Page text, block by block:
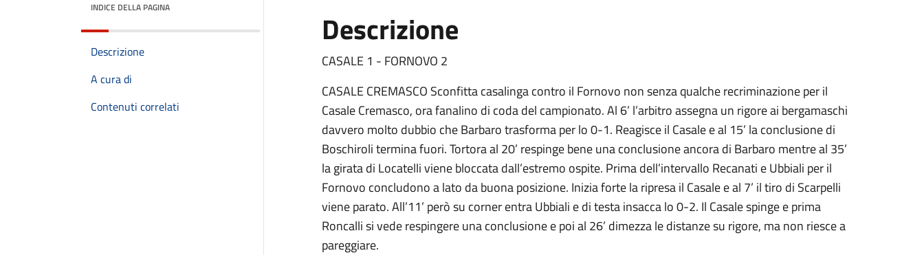
INDICE DELLA PAGINA
Descrizione
A cura di
Contenuti correlati
Descrizione
CASALE 1 - FORNOVO 2
CASALE CREMASCO Sconfitta casalinga contro il Fornovo non senza qualche recriminazione per il
Casale Cremasco, ora fanalino di coda del campionato. Al 6’ l’arbitro assegna un rigore ai bergamaschi
davvero molto dubbio che Barbaro trasforma per lo 0-1. Reagisce il Casale e al 15’ la conclusione di
Boschiroli termina fuori. Tortora al 20’ respinge bene una conclusione ancora di Barbaro mentre al 35’
la girata di Locatelli viene bloccata dall’estremo ospite. Prima dell’intervallo Recanati e Ubbiali per il
Fornovo concludono a lato da buona posizione. Inizia forte la ripresa il Casale e al 7’ il tiro di Scarpelli
viene parato. All’11’ però su corner entra Ubbiali e di testa insacca lo 0-2. Il Casale spinge e prima
Roncalli si vede respingere una conclusione e poi al 26’ dimezza le distanze su rigore, ma non riesce a
pareggiare.